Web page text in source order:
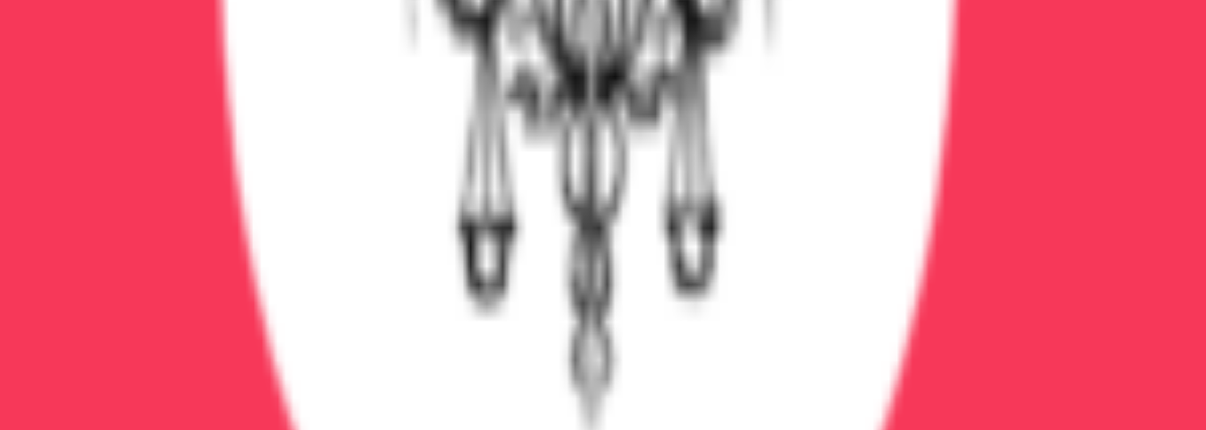
Опиаты — 7-10 дней (пик 3-5 день), амфетамины — 7-14 дней, каннабиноиды — 3-7 дней, кокаин — 7-10 дней. При медицинской помощи срок сокращается в 2-3 раза.
Можно ли снять ломку самостоятельно
Без медицинской помощи высок риск осложнений: судороги, делирий, инсульт, инфаркт, суицид. Только врач может безопасно снять
Вызов нарколога для снятия ломки
— врач приедет в течение часа. Работаем круглосуточно, анонимно, по всему Воронежу.
Материалы на сайте носят информационный характер и не являются медицинской консультацией. Для постановки диагноза и
назначения лечения обратитесь к врачу.
Профессиональное лечение зависимостей с гарантией результата. Современные методы лечения и индивидуальный подход к каждому пациенту.